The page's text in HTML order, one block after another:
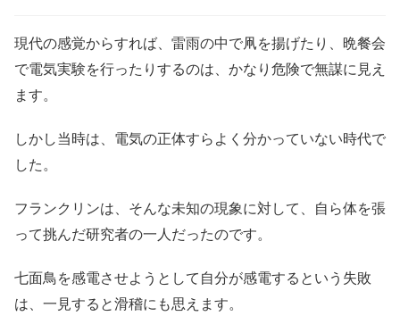
現代の感覚からすれば、雷雨の中で凧を揚げたり、晩餐会
で電気実験を行ったりするのは、かなり危険で無謀に見え
ます。
しかし当時は、電気の正体すらよく分かっていない時代で
した。
フランクリンは、そんな未知の現象に対して、自ら体を張
って挑んだ研究者の一人だったのです。
七面鳥を感電させようとして自分が感電するという失敗
は、一見すると滑稽にも思えます。